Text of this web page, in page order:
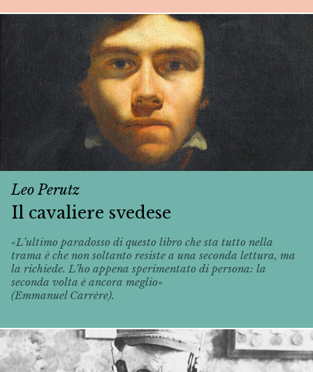
Leo Perutz
Il cavaliere svedese
«L’ultimo paradosso di questo libro che sta tutto nella
trama è che non soltanto resiste a una seconda lettura, ma
la richiede. L’ho appena sperimentato di persona: la
seconda volta è ancora meglio»
(Emmanuel Carrère).